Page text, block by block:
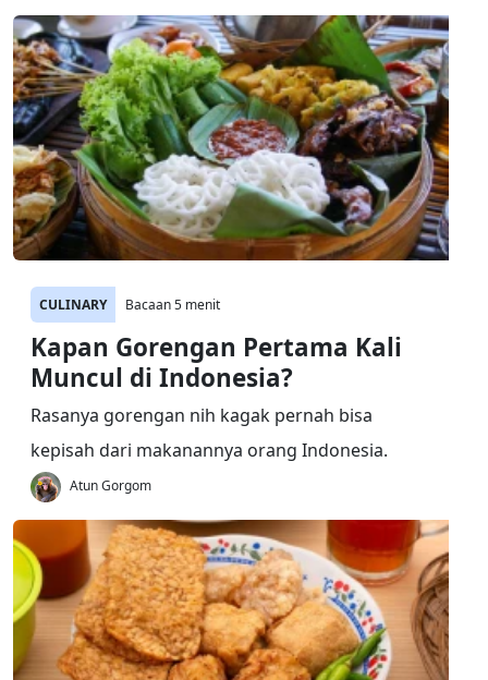
CULINARY Bacaan 5 menit
Kapan Gorengan Pertama Kali
Muncul di Indonesia?
Rasanya gorengan nih kagak pernah bisa
kepisah dari makanannya orang Indonesia.
Atun Gorgom